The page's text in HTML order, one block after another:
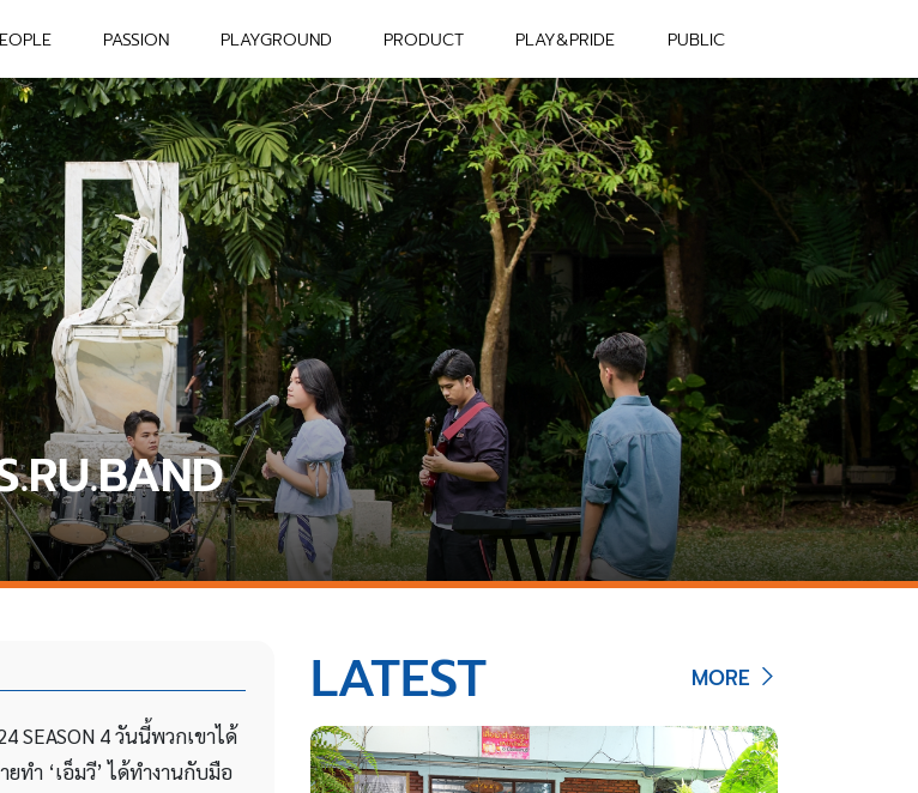
PASSION PLAYGROUND PRODUCT PLAY&PRIDE PUBLIC
SEASON 4 วันนี้พวกเขาได้
ทำ ‘เอ็มวี’ ได้ทำงานกับมือ
LATEST MORE